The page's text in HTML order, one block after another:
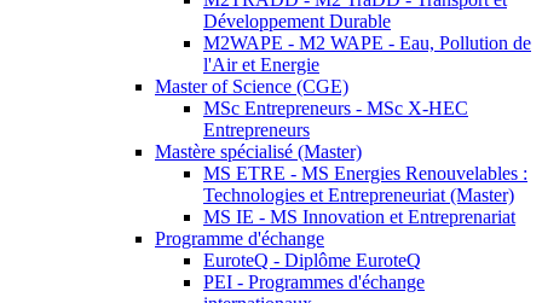
Développement Durable
M2WAPE - M2 WAPE - Eau, Pollution de
l'Air et Energie
Master of Science (CGE)
MSc Entrepreneurs - MSc X-HEC
Entrepreneurs
Mastère spécialisé (Master)
MS ETRE - MS Energies Renouvelables :
Technologies et Entrepreneuriat (Master)
MS IE - MS Innovation et Entreprenariat
Programme d'échange
EuroteQ - Diplôme EuroteQ
PEI - Programmes d'échange